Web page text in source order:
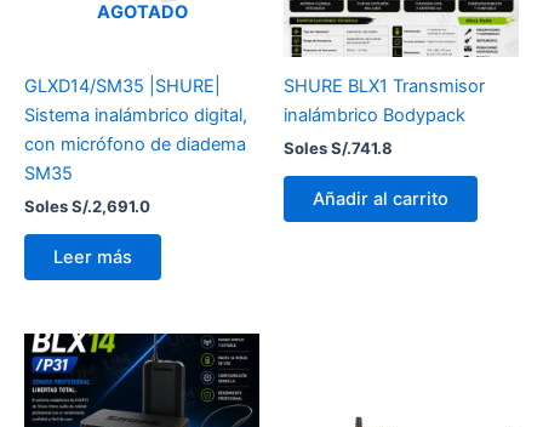
AGOTADO
GLXD14/SM35 |SHURE|
Sistema inalámbrico digital,
con micrófono de diadema
SM35
Soles S/.2,691.0
Leer más
SHURE BLX1 Transmisor
inalámbrico Bodypack
Soles S/.741.8
Añadir al carrito